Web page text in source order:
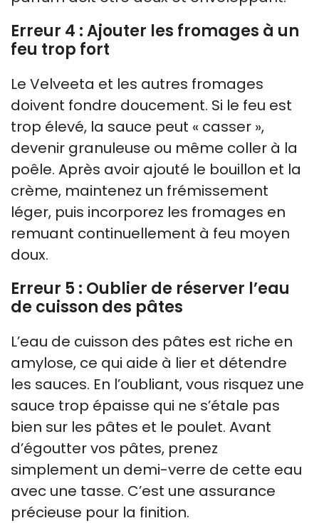
Erreur 4 : Ajouter les fromages à un
feu trop fort
Le Velveeta et les autres fromages
doivent fondre doucement. Si le feu est
trop élevé, la sauce peut « casser »,
devenir granuleuse ou même coller à la
poêle. Après avoir ajouté le bouillon et la
crème, maintenez un frémissement
léger, puis incorporez les fromages en
remuant continuellement à feu moyen
doux.
Erreur 5 : Oublier de réserver l’eau
de cuisson des pâtes
L’eau de cuisson des pâtes est riche en
amylose, ce qui aide à lier et détendre
les sauces. En l’oubliant, vous risquez une
sauce trop épaisse qui ne s’étale pas
bien sur les pâtes et le poulet. Avant
d’égoutter vos pâtes, prenez
simplement un demi-verre de cette eau
avec une tasse. C’est une assurance
précieuse pour la finition.